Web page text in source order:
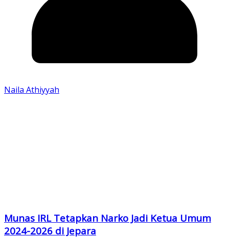
Naila Athiyyah
Munas IRL Tetapkan Narko Jadi Ketua Umum
2024-2026 di Jepara